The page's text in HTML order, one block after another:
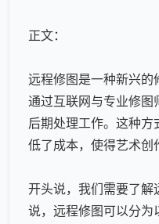
正文：
远程修图是一种新兴的
通过互联网与专业修图
后期处理工作。这种
低了成本，使得艺术创
开头说，我们需要了解
说， 远程修图可以分为